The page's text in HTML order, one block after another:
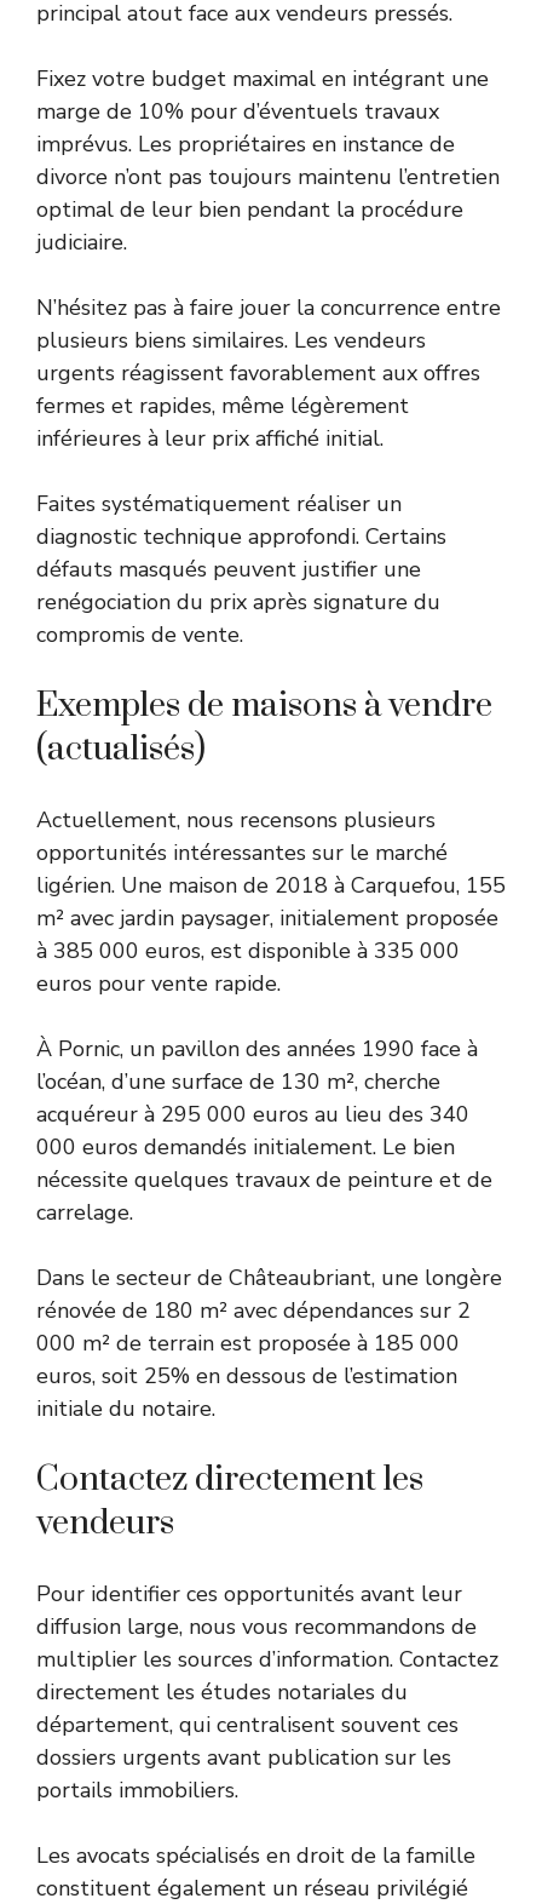
principal atout face aux vendeurs pressés.
Fixez votre budget maximal en intégrant une
marge de 10% pour d’éventuels travaux
imprévus. Les propriétaires en instance de
divorce n’ont pas toujours maintenu l’entretien
optimal de leur bien pendant la procédure
judiciaire.
N’hésitez pas à faire jouer la concurrence entre
plusieurs biens similaires. Les vendeurs
urgents réagissent favorablement aux offres
fermes et rapides, même légèrement
inférieures à leur prix affiché initial.
Faites systématiquement réaliser un
diagnostic technique approfondi. Certains
défauts masqués peuvent justifier une
renégociation du prix après signature du
compromis de vente.
Exemples de maisons à vendre
(actualisés)
Actuellement, nous recensons plusieurs
opportunités intéressantes sur le marché
ligérien. Une maison de 2018 à Carquefou, 155
m² avec jardin paysager, initialement proposée
à 385 000 euros, est disponible à 335 000
euros pour vente rapide.
À Pornic, un pavillon des années 1990 face à
l’océan, d’une surface de 130 m², cherche
acquéreur à 295 000 euros au lieu des 340
000 euros demandés initialement. Le bien
nécessite quelques travaux de peinture et de
carrelage.
Dans le secteur de Châteaubriant, une longère
rénovée de 180 m² avec dépendances sur 2
000 m² de terrain est proposée à 185 000
euros, soit 25% en dessous de l’estimation
initiale du notaire.
Contactez directement les
vendeurs
Pour identifier ces opportunités avant leur
diffusion large, nous vous recommandons de
multiplier les sources d’information. Contactez
directement les études notariales du
département, qui centralisent souvent ces
dossiers urgents avant publication sur les
portails immobiliers.
Les avocats spécialisés en droit de la famille
constituent également un réseau privilégié